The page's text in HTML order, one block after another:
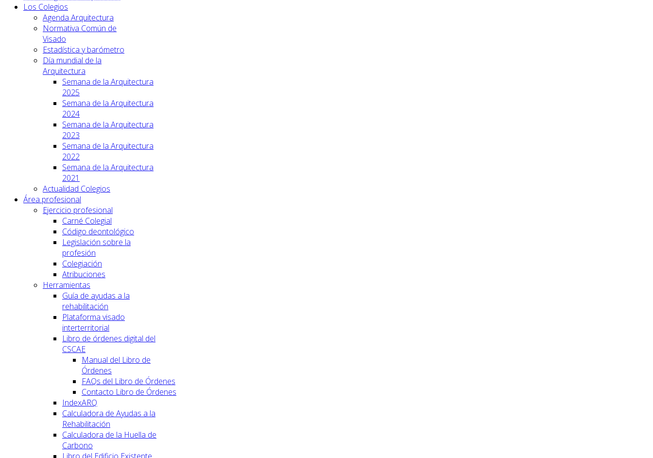
Los Colegios
Agenda Arquitectura
Normativa Común de
Visado
Estadística y barómetro
Día mundial de la
Arquitectura
Semana de la Arquitectura
2025
Semana de la Arquitectura
2024
Semana de la Arquitectura
2023
Semana de la Arquitectura
2022
Semana de la Arquitectura
2021
Actualidad Colegios
Área profesional
Ejercicio profesional
Carné Colegial
Código deontológico
Legislación sobre la
profesión
Colegiación
Atribuciones
Herramientas
Guía de ayudas a la
rehabilitación
Plataforma visado
interterritorial
Libro de órdenes digital del
CSCAE
Manual del Libro de
Órdenes
FAQs del Libro de Órdenes
Contacto Libro de Órdenes
IndexARQ
Calculadora de Ayudas a la
Rehabilitación
Calculadora de la Huella de
Carbono